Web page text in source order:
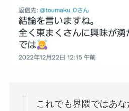
これでも界隈ではあ